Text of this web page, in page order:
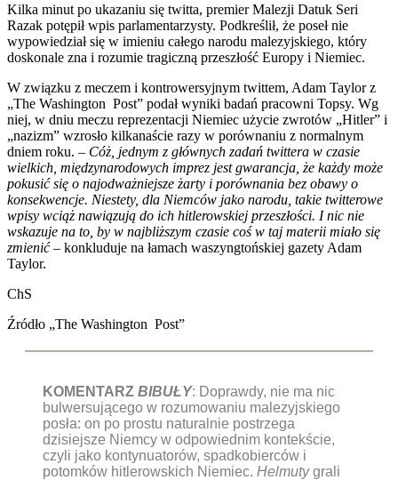
Kilka minut po ukazaniu się twitta, premier Malezji Datuk Seri
Razak potępił wpis parlamentarzysty. Podkreślił, że poseł nie
wypowiedział się w imieniu całego narodu malezyjskiego, który
doskonale zna i rozumie tragiczną przeszłość Europy i Niemiec.
W związku z meczem i kontrowersyjnym twittem, Adam Taylor z
„The Washington Post” podał wyniki badań pracowni Topsy. Wg
niej, w dniu meczu reprezentacji Niemiec użycie zwrotów „Hitler” i
„nazizm” wzrosło kilkanaście razy w porównaniu z normalnym
dniem roku. – Cóż, jednym z głównych zadań twittera w czasie
wielkich, międzynarodowych imprez jest gwarancja, że każdy może
pokusić się o najodważniejsze żarty i porównania bez obawy o
konsekwencje. Niestety, dla Niemców jako narodu, takie twitterowe
wpisy wciąż nawiązują do ich hitlerowskiej przeszłości. I nic nie
wskazuje na to, by w najbliższym czasie coś w taj materii miało się
zmienić– konkluduje na łamach waszyngtońskiej gazety Adam
Taylor.
ChS
Źródło „The Washington Post”
KOMENTARZ BIBUŁY: Doprawdy, nie ma nic
bulwersującego w rozumowaniu malezyjskiego
posła: on po prostu naturalnie postrzega
dzisiejsze Niemcy w odpowiednim kontekście,
czyli jako kontynuatorów, spadkobierców i
potomków hitlerowskich Niemiec. Helmutygrali